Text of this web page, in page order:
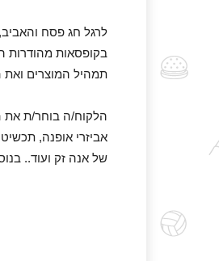
בקופסאות מהודרות
תמהיל המוצרים ואת
הלקוח/ה בוחר/ת את
אביזרי אופנה,
של אנה זק ועוד.. בנוסף, בכל קנייה ב 99 ₪